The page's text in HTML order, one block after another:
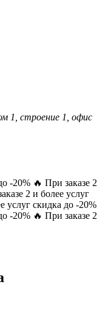
1, строение 1, офис
-20% 🔥 При заказе 2
2 и более услуг
услуг скидка до -20%
-20% 🔥 При заказе 2